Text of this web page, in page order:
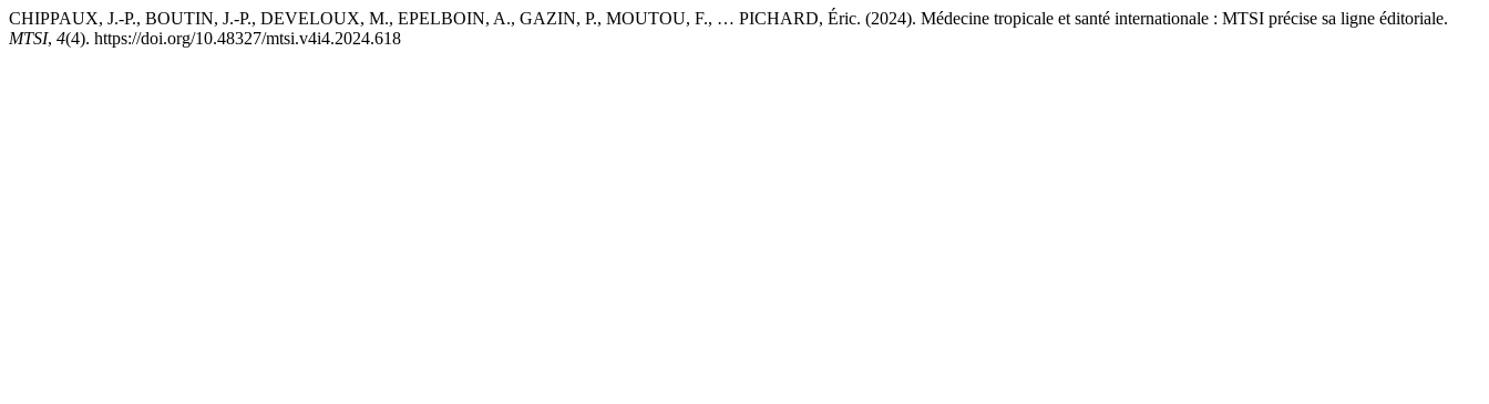
CHIPPAUX, J.-P., BOUTIN, J.-P., DEVELOUX, M., EPELBOIN, A., GAZIN, P., MOUTOU, F., … PICHARD, Éric. (2024). Médecine tropicale et santé internationale : MTSI précise sa ligne éditoriale.
MTSI, 4(4). https://doi.org/10.48327/mtsi.v4i4.2024.618